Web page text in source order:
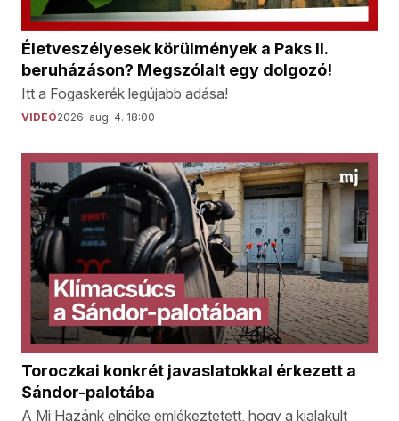
Életveszélyesek körülmények a Paks II.
beruházáson? Megszólalt egy dolgozó!
Itt a Fogaskerék legújabb adása!
VIDEÓ2026. aug. 4. 18:00
Toroczkai konkrét javaslatokkal érkezett a
Sándor-palotába
A Mi Hazánk elnöke emlékeztetett, hogy a kialakult